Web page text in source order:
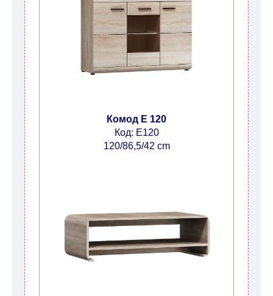
Комод E 120
Код: E120
120/86,5/42 cm